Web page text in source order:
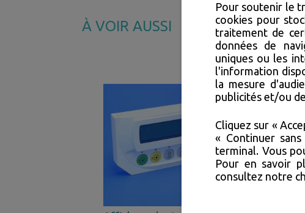
À VOIR AUSSI
Pour soutenir le
cookies pour
traitement de
données de
uniques ou les
l'information
la mesure
publicités et/ou
Cliquez sur «
« Continuer
terminal. Vous
Pour en savoir
consultez notre